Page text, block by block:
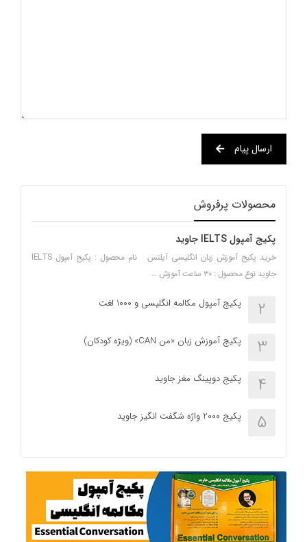
ارسال پیام
محصولات پرفروش
پکیج آمپول IELTS جاوید
خرید پکیج آموزش زبان انگلیسی آیلتس نام محصول : پکیج آمپول IELTS
جاوید نوع محصول : ۳۰ ساعت آموزش …
2 پکیج آمپول مکالمه انگلیسی و 1000 لغت
3 پکیج آموزش زبان «من CAN» (ویژه کودکان)
4 پکیج دوپینگ مغز جاوید
5 پکیج 2000 واژه شگفت انگیز جاوید